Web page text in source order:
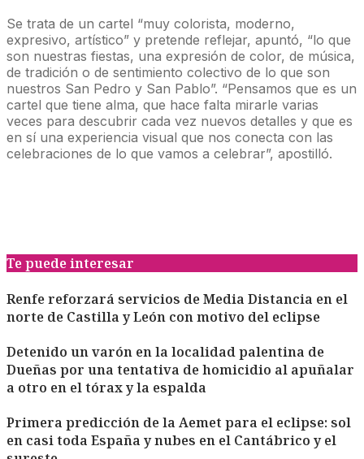
Se trata de un cartel “muy colorista, moderno,
expresivo, artístico” y pretende reflejar, apuntó, “lo que
son nuestras fiestas, una expresión de color, de música,
de tradición o de sentimiento colectivo de lo que son
nuestros San Pedro y San Pablo”. “Pensamos que es un
cartel que tiene alma, que hace falta mirarle varias
veces para descubrir cada vez nuevos detalles y que es
en sí una experiencia visual que nos conecta con las
celebraciones de lo que vamos a celebrar”, apostilló.
Te puede interesar
Renfe reforzará servicios de Media Distancia en el
norte de Castilla y León con motivo del eclipse
Detenido un varón en la localidad palentina de
Dueñas por una tentativa de homicidio al apuñalar
a otro en el tórax y la espalda
Primera predicción de la Aemet para el eclipse: sol
en casi toda España y nubes en el Cantábrico y el